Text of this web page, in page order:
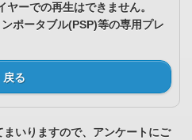
ーでの再生はできません。
ポータブル(PSP)等の専用プレ
戻る
いりますので、アンケートにご